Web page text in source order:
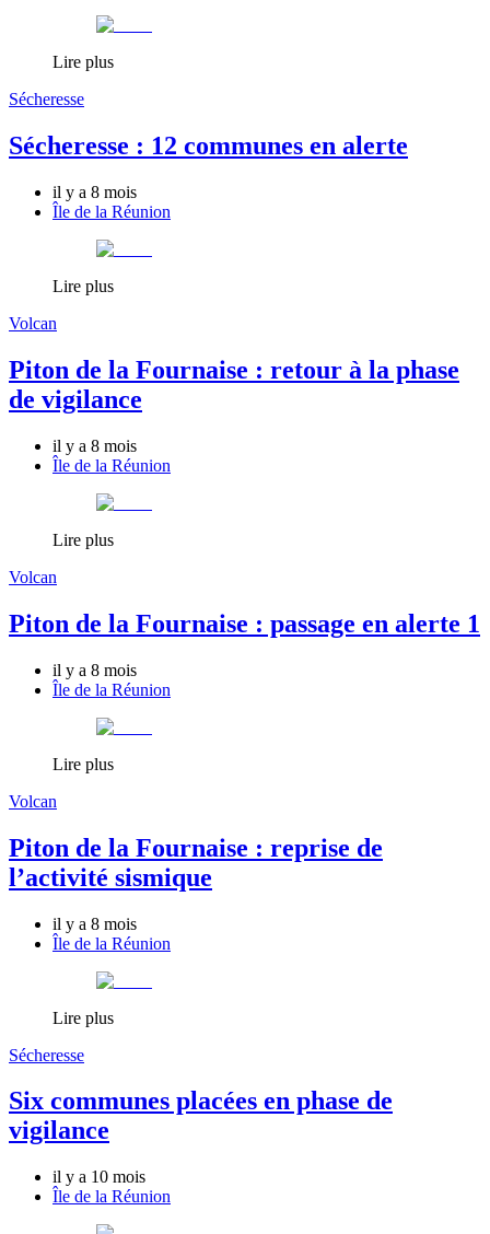
Lire plus
Sécheresse
Sécheresse : 12 communes en alerte
il y a 8 mois
Île de la Réunion
Lire plus
Volcan
Piton de la Fournaise : retour à la phase
de vigilance
il y a 8 mois
Île de la Réunion
Lire plus
Volcan
Piton de la Fournaise : passage en alerte 1
il y a 8 mois
Île de la Réunion
Lire plus
Volcan
Piton de la Fournaise : reprise de
l’activité sismique
il y a 8 mois
Île de la Réunion
Lire plus
Sécheresse
Six communes placées en phase de
vigilance
il y a 10 mois
Île de la Réunion